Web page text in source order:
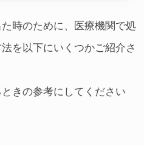
時のために、医療機関で処
を以下にいくつかご紹介さ
きの参考にしてください